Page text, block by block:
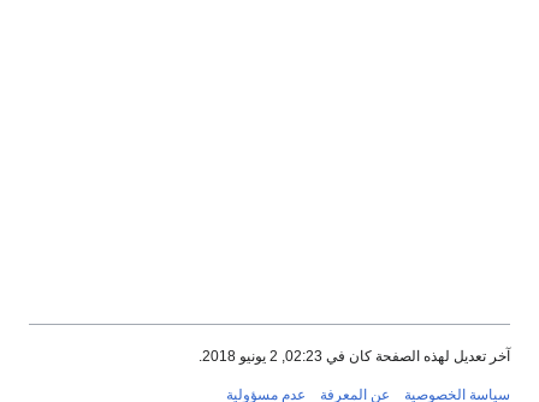
آخر تعديل لهذه الصفحة كان في 02:23, 2 يونيو 2018.
سياسة الخصوصية عن المعرفة عدم مسؤولية